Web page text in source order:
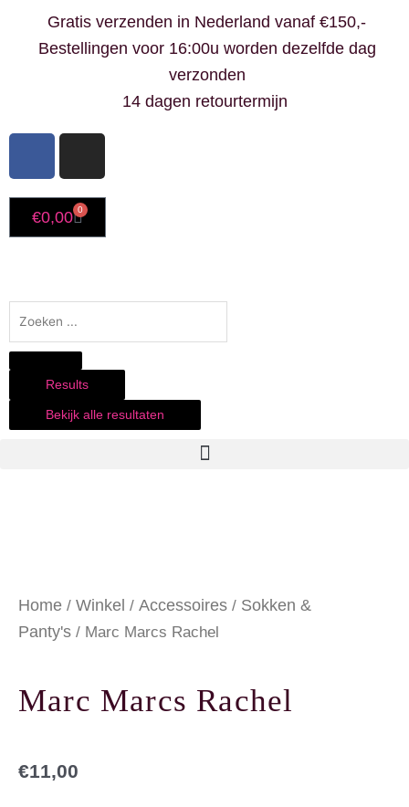
Gratis verzenden in Nederland vanaf €150,-
Bestellingen voor 16:00u worden dezelfde dag
verzonden
14 dagen retourtermijn
e
b
k
-
f
t
a
a
€0,00 0
Winkelwagen
Search
...
Results
Bekijk alle resultaten
Home / Winkel / Accessoires / Sokken &
Panty's / Marc Marcs Rachel
Marc Marcs Rachel
€11,00